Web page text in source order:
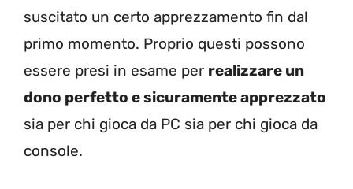
suscitato un certo apprezzamento fin dal
primo momento. Proprio questi possono
essere presi in esame per realizzare un
dono perfetto e sicuramente apprezzato
sia per chi gioca da PC sia per chi gioca da
console.